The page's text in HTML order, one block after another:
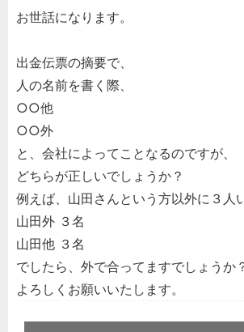
お世話になります。
出金伝票の摘要で、
人の名前を書く際、
○○他
○○外
と、会社によってことなるのですが、
どちらが正しいでしょうか？
例えば、山田さんという方以外に３人
山田外 ３名
山田他 ３名
でしたら、外で合ってますでしょうか
よろしくお願いいたします。